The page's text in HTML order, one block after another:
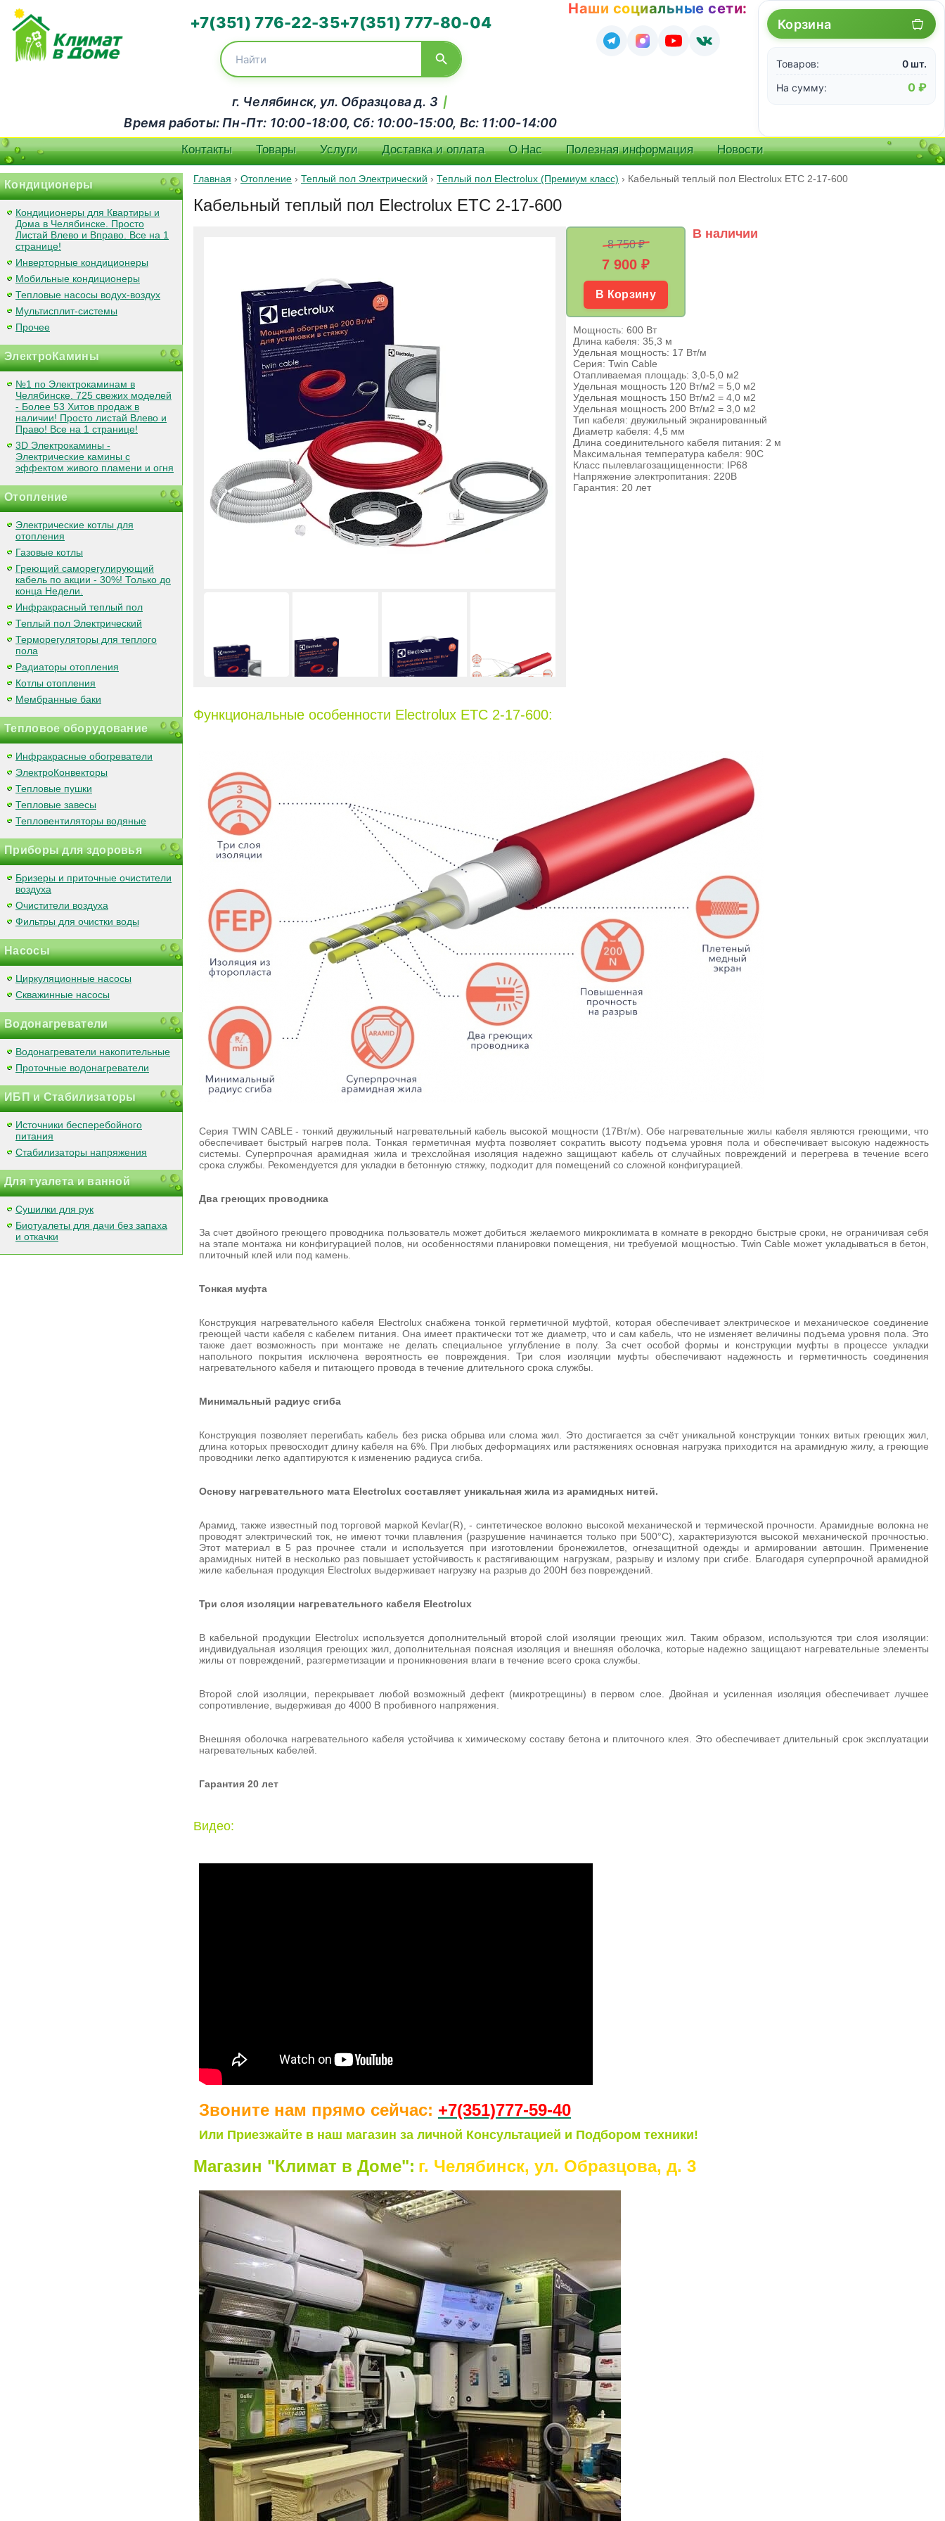
+7(351) 776-22-35+7(351) 777-80-04
г. Челябинск, ул. Образцова д. 3 |
Время работы: Пн-Пт: 10:00-18:00, Сб: 10:00-15:00, Вс: 11:00-14:00
Наши социальные сети:
Корзина
Товаров:
0 шт.
На сумму:
0 ₽
Контакты Товары Услуги Доставка и оплата О Нас Полезная информация Новости
Кондиционеры
Кондиционеры для Квартиры и
Дома в Челябинске. Просто
Листай Влево и Вправо. Все на 1
странице!
Инверторные кондиционеры
Мобильные кондиционеры
Тепловые насосы водух-воздух
Мультисплит-системы
Прочее
ЭлектроКамины
№1 по Электрокаминам в
Челябинске. 725 свежих моделей
- Более 53 Хитов продаж в
наличии! Просто листай Влево и
Право! Все на 1 странице!
3D Электрокамины -
Электрические камины с
эффектом живого пламени и огня
Отопление
Электрические котлы для
отопления
Газовые котлы
Греющий саморегулирующий
кабель по акции - 30%! Только до
конца Недели.
Инфракрасный теплый пол
Теплый пол Электрический
Терморегуляторы для теплого
пола
Радиаторы отопления
Котлы отопления
Мембранные баки
Тепловое оборудование
Инфракрасные обогреватели
ЭлектроКонвекторы
Тепловые пушки
Тепловые завесы
Тепловентиляторы водяные
Приборы для здоровья
Бризеры и приточные очистители
воздуха
Очистители воздуха
Фильтры для очистки воды
Насосы
Циркуляционные насосы
Скважинные насосы
Водонагреватели
Водонагреватели накопительные
Проточные водонагреватели
ИБП и Стабилизаторы
Источники бесперебойного
питания
Стабилизаторы напряжения
Для туалета и ванной
Сушилки для рук
Биотуалеты для дачи без запаха
и откачки
Главная › Отопление › Теплый пол Электрический › Теплый пол Electrolux (Премиум класс) › Кабельный теплый пол Electrolux ETC 2-17-600
Кабельный теплый пол Electrolux ETC 2-17-600
8 750 ₽
7 900 ₽
В Корзину
В наличии
Мощность: 600 Вт
Длина кабеля: 35,3 м
Удельная мощность: 17 Вт/м
Серия: Twin Cable
Отапливаемая площадь: 3,0-5,0 м2
Удельная мощность 120 Вт/м2 = 5,0 м2
Удельная мощность 150 Вт/м2 = 4,0 м2
Удельная мощность 200 Вт/м2 = 3,0 м2
Тип кабеля: двужильный экранированный
Диаметр кабеля: 4,5 мм
Длина соединительного кабеля питания: 2 м
Максимальная температура кабеля: 90С
Класс пылевлагозащищенности: IP68
Напряжение электропитания: 220В
Гарантия: 20 лет
Функциональные особенности Electrolux ETC 2-17-600:
Серия TWIN CABLE - тонкий двужильный нагревательный кабель высокой мощности (17Вт/м). Обе нагревательные жилы кабеля являются греющими, что
обеспечивает быстрый нагрев пола. Тонкая герметичная муфта позволяет сократить высоту подъема уровня пола и обеспечивает высокую надежность
системы. Суперпрочная арамидная жила и трехслойная изоляция надежно защищают кабель от случайных повреждений и перегрева в течение всего
срока службы. Рекомендуется для укладки в бетонную стяжку, подходит для помещений со сложной конфигурацией.
Два греющих проводника
За счет двойного греющего проводника пользователь может добиться желаемого микроклимата в комнате в рекордно быстрые сроки, не ограничивая себя
на этапе монтажа ни конфигурацией полов, ни особенностями планировки помещения, ни требуемой мощностью. Twin Cable может укладываться в бетон,
плиточный клей или под камень.
Тонкая муфта
Конструкция нагревательного кабеля Electrolux снабжена тонкой герметичной муфтой, которая обеспечивает электрическое и механическое соединение
греющей части кабеля с кабелем питания. Она имеет практически тот же диаметр, что и сам кабель, что не изменяет величины подъема уровня пола. Это
также дает возможность при монтаже не делать специальное углубление в полу. За счет особой формы и конструкции муфты в процессе укладки
напольного покрытия исключена вероятность ее повреждения. Три слоя изоляции муфты обеспечивают надежность и герметичность соединения
нагревательного кабеля и питающего провода в течение длительного срока службы.
Минимальный радиус сгиба
Конструкция позволяет перегибать кабель без риска обрыва или слома жил. Это достигается за счёт уникальной конструкции тонких витых греющих жил,
длина которых превосходит длину кабеля на 6%. При любых деформациях или растяжениях основная нагрузка приходится на арамидную жилу, а греющие
проводники легко адаптируются к изменению радиуса сгиба.
Основу нагревательного мата Electrolux составляет уникальная жила из арамидных нитей.
Арамид, также известный под торговой маркой Kevlar(R), - синтетическое волокно высокой механической и термической прочности. Арамидные волокна не
проводят электрический ток, не имеют точки плавления (разрушение начинается только при 500°С), характеризуются высокой механической прочностью.
Этот материал в 5 раз прочнее стали и используется при изготовлении бронежилетов, огнезащитной одежды и армировании автошин. Применение
арамидных нитей в несколько раз повышает устойчивость к растягивающим нагрузкам, разрыву и излому при сгибе. Благодаря суперпрочной арамидной
жиле кабельная продукция Electrolux выдерживает нагрузку на разрыв до 200Н без повреждений.
Три слоя изоляции нагревательного кабеля Electrolux
В кабельной продукции Electrolux используется дополнительный второй слой изоляции греющих жил. Таким образом, используются три слоя изоляции:
индивидуальная изоляция греющих жил, дополнительная поясная изоляция и внешняя оболочка, которые надежно защищают нагревательные элементы
жилы от повреждений, разгерметизации и проникновения влаги в течение всего срока службы.
Второй слой изоляции, перекрывает любой возможный дефект (микротрещины) в первом слое. Двойная и усиленная изоляция обеспечивает лучшее
сопротивление, выдерживая до 4000 В пробивного напряжения.
Внешняя оболочка нагревательного кабеля устойчива к химическому составу бетона и плиточного клея. Это обеспечивает длительный срок эксплуатации
нагревательных кабелей.
Гарантия 20 лет
Видео:
Звоните нам прямо сейчас: +7(351)777-59-40
Или Приезжайте в наш магазин за личной Консультацией и Подбором техники!
Магазин "Климат в Доме": г. Челябинск, ул. Образцова, д. 3